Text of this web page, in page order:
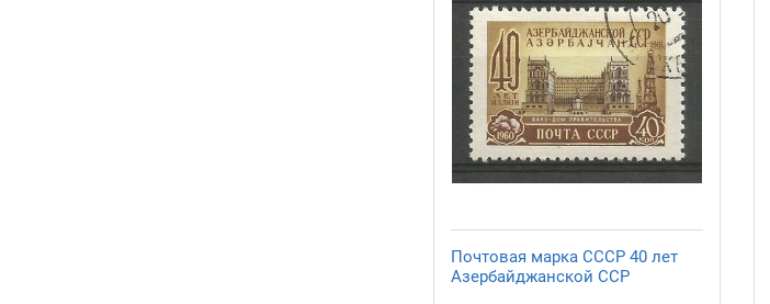
Почтовая марка СССР 40 лет
Азербайджанской ССР